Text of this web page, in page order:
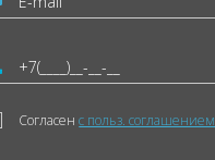
Согласенс польз. соглашением